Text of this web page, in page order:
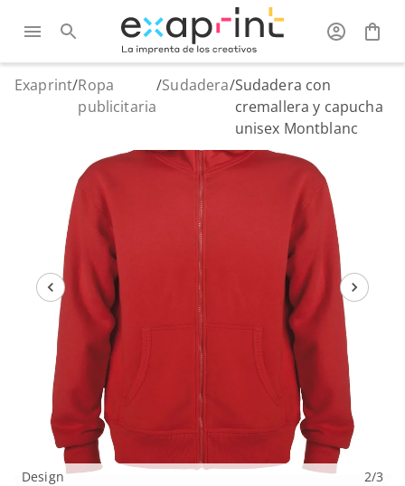
Exaprint/Ropa
publicitaria
/Sudadera/Sudadera con
cremallera y capucha
unisex Montblanc
Design 2/3